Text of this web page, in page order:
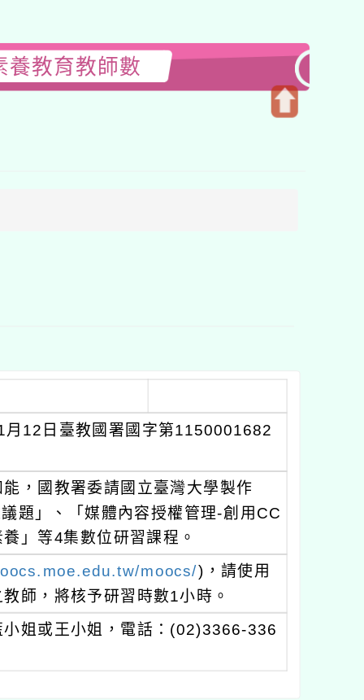
養教育教師數
12日臺教國署國字第1150001682
，國教署委請國立臺灣大學製作
題」、「媒體內容授權管理-創用CC
」等4集數位研習課程。
moocs/)，請使用
師，將核予研習時數1小時。
姐或王小姐，電話：(02)3366-336